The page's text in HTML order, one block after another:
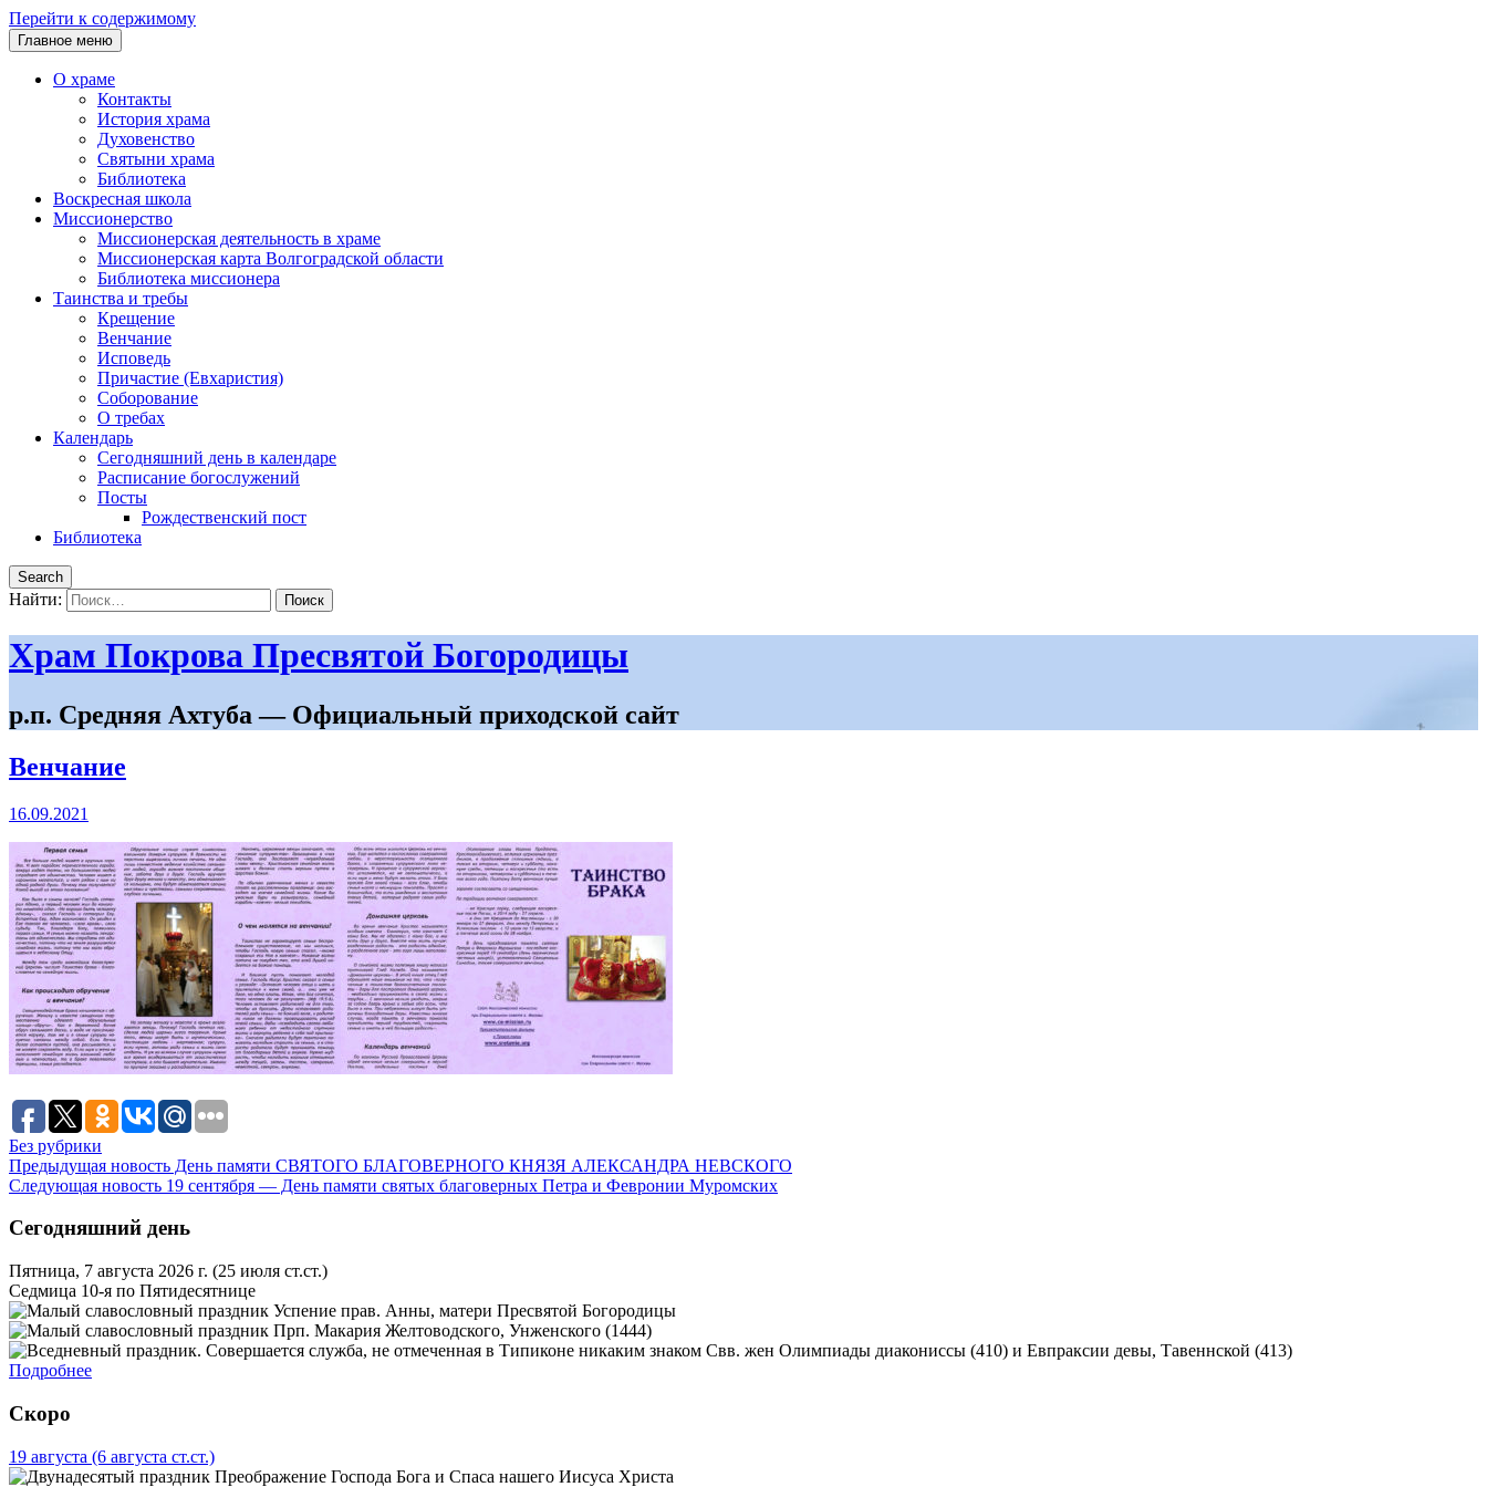
Перейти к содержимому
Главное меню
О храме
Контакты
История храма
Духовенство
Святыни храма
Библиотека
Воскресная школа
Миссионерство
Миссионерская деятельность в храме
Миссионерская карта Волгоградской области
Библиотека миссионера
Таинства и требы
Крещение
Венчание
Исповедь
Причастие (Евхаристия)
Соборование
О требах
Календарь
Сегодняшний день в календаре
Расписание богослужений
Посты
Рождественский пост
Библиотека
Search
Найти:
Храм Покрова Пресвятой Богородицы
р.п. Средняя Ахтуба — Официальный приходской сайт
Венчание
16.09.2021
Без рубрики
Предыдущая новость День памяти СВЯТОГО БЛАГОВЕРНОГО КНЯЗЯ АЛЕКСАНДРА НЕВСКОГО
Следующая новость 19 сентября — День памяти святых благоверных Петра и Февронии Муромских
Сегодняшний день
Пятница, 7 августа 2026 г. (25 июля ст.ст.)
Седмица 10-я по Пятидесятнице
Успение прав. Анны, матери Пресвятой Богородицы
Прп. Макария Желтоводского, Унженского (1444)
Свв. жен Олимпиады диакониссы (410) и Евпраксии девы, Тавеннской (413)
Подробнее
Скоро
19 августа (6 августа ст.ст.)
Преображение Господа Бога и Спаса нашего Иисуса Христа